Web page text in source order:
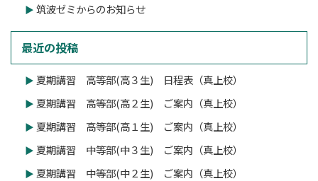
筑波ゼミからのお知らせ
最近の投稿
夏期講習 高等部(高３生) 日程表（真上校）
夏期講習 高等部(高２生) ご案内（真上校）
夏期講習 高等部(高１生) ご案内（真上校）
夏期講習 中等部(中３生) ご案内（真上校）
夏期講習 中等部(中２生) ご案内（真上校）